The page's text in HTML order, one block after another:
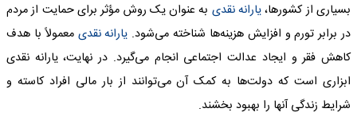
بسیاری از کشورها،یارانه نقدی به عنوان یک روش مؤثر برای حمایت از مردم
در برابر تورم و افزایش هزینه‌ها شناخته می‌شود. یارانه نقدی معمولاً با هدف
کاهش فقر و ایجاد عدالت اجتماعی انجام می‌گیرد. در نهایت،یارانه نقدی
ابزاری است که دولت‌ها به کمک آن می‌توانند از بار مالی افراد کاسته و
شرایط زندگی آنها را بهبود بخشند.